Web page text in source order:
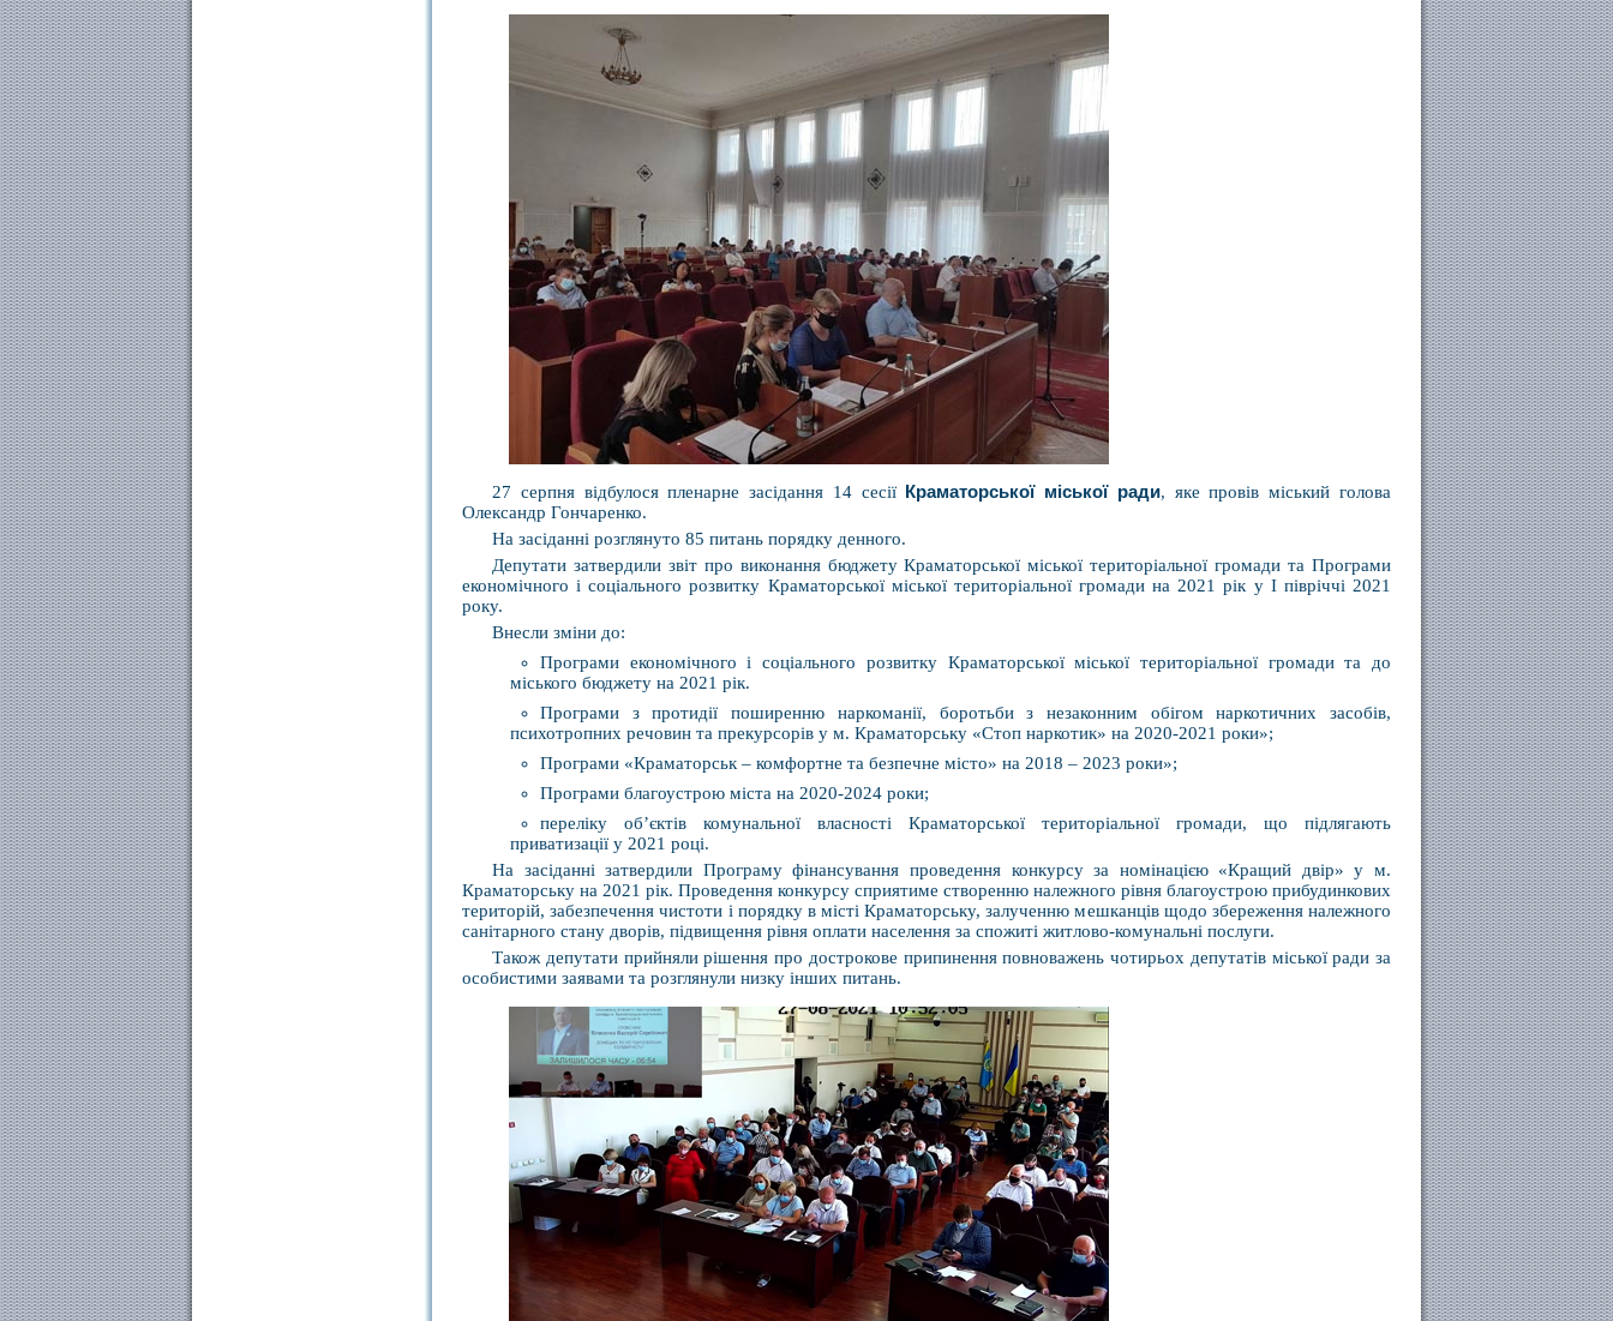
27 серпня відбулося пленарне засідання 14 сесії Краматорської міської ради, яке провів міський голова
Олександр Гончаренко.
На засіданні розглянуто 85 питань порядку денного.
Депутати затвердили звіт про виконання бюджету Краматорської міської територіальної громади та Програми
економічного і соціального розвитку Краматорської міської територіальної громади на 2021 рік у I півріччі 2021
року.
Внесли зміни до:
Програми економічного і соціального розвитку Краматорської міської територіальної громади та до
міського бюджету на 2021 рік.
Програми з протидії поширенню наркоманії, боротьби з незаконним обігом наркотичних засобів,
психотропних речовин та прекурсорів у м. Краматорську «Стоп наркотик» на 2020-2021 роки»;
Програми «Краматорськ – комфортне та безпечне місто» на 2018 – 2023 роки»;
Програми благоустрою міста на 2020-2024 роки;
переліку об’єктів комунальної власності Краматорської територіальної громади, що підлягають
приватизації у 2021 році.
На засіданні затвердили Програму фінансування проведення конкурсу за номінацією «Кращий двір» у м.
Краматорську на 2021 рік. Проведення конкурсу сприятиме створенню належного рівня благоустрою прибудинкових
територій, забезпечення чистоти і порядку в місті Краматорську, залученню мешканців щодо збереження належного
санітарного стану дворів, підвищення рівня оплати населення за спожиті житлово-комунальні послуги.
Також депутати прийняли рішення про дострокове припинення повноважень чотирьох депутатів міської ради за
особистими заявами та розглянули низку інших питань.